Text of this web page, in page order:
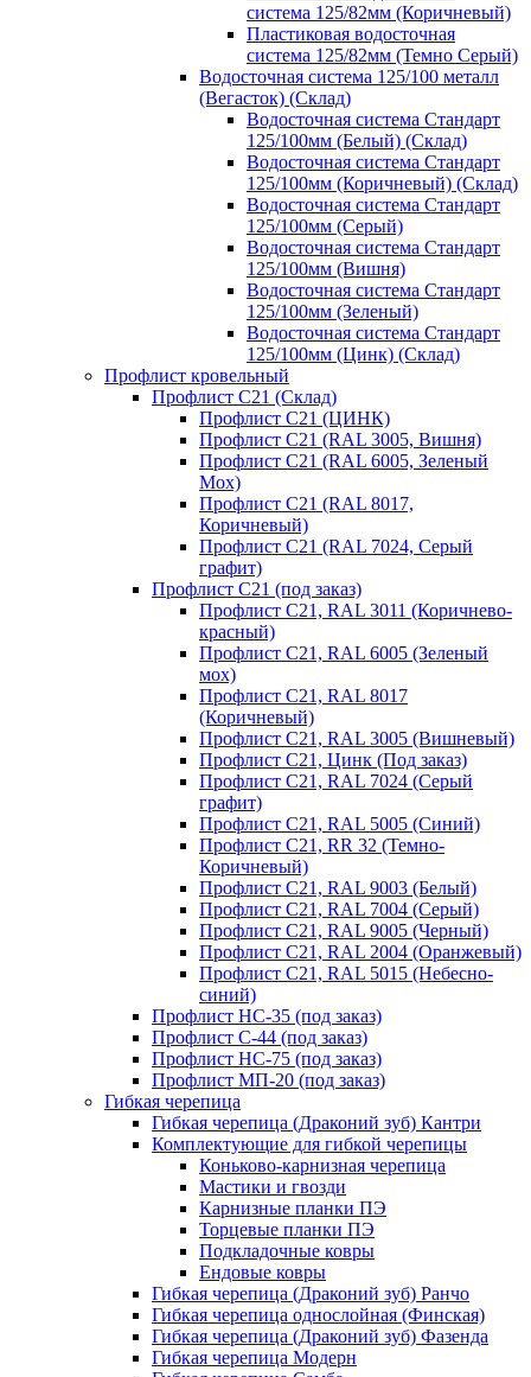
система 125/82мм (Коричневый)
Пластиковая водосточная
система 125/82мм (Темно Серый)
Водосточная система 125/100 металл
(Вегасток) (Склад)
Водосточная система Стандарт
125/100мм (Белый) (Склад)
Водосточная система Стандарт
125/100мм (Коричневый) (Склад)
Водосточная система Стандарт
125/100мм (Серый)
Водосточная система Стандарт
125/100мм (Вишня)
Водосточная система Стандарт
125/100мм (Зеленый)
Водосточная система Стандарт
125/100мм (Цинк) (Склад)
Профлист кровельный
Профлист С21 (Склад)
Профлист С21 (ЦИНК)
Профлист С21 (RAL 3005, Вишня)
Профлист С21 (RAL 6005, Зеленый
Мох)
Профлист С21 (RAL 8017,
Коричневый)
Профлист С21 (RAL 7024, Серый
графит)
Профлист С21 (под заказ)
Профлист С21, RAL 3011 (Коричнево-
красный)
Профлист С21, RAL 6005 (Зеленый
мох)
Профлист С21, RAL 8017
(Коричневый)
Профлист С21, RAL 3005 (Вишневый)
Профлист С21, Цинк (Под заказ)
Профлист С21, RAL 7024 (Серый
графит)
Профлист С21, RAL 5005 (Синий)
Профлист С21, RR 32 (Темно-
Коричневый)
Профлист С21, RAL 9003 (Белый)
Профлист С21, RAL 7004 (Серый)
Профлист С21, RAL 9005 (Черный)
Профлист С21, RAL 2004 (Оранжевый)
Профлист С21, RAL 5015 (Небесно-
синий)
Профлист НС-35 (под заказ)
Профлист С-44 (под заказ)
Профлист НС-75 (под заказ)
Профлист МП-20 (под заказ)
Гибкая черепица
Гибкая черепица (Драконий зуб) Кантри
Комплектующие для гибкой черепицы
Коньково-карнизная черепица
Мастики и гвозди
Карнизные планки ПЭ
Торцевые планки ПЭ
Подкладочные ковры
Ендовые ковры
Гибкая черепица (Драконий зуб) Ранчо
Гибкая черепица однослойная (Финская)
Гибкая черепица (Драконий зуб) Фазенда
Гибкая черепица Модерн